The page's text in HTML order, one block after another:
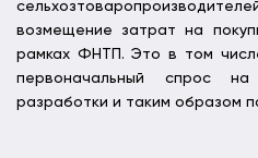
возмещение затрат на
рамках ФНТП. Это в том
первоначальный спрос на
разработки и таким образом